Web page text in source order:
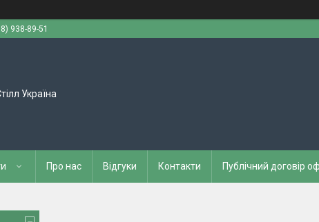
938-89-51
Україна
Про нас Відгуки Контакти Публічний договір